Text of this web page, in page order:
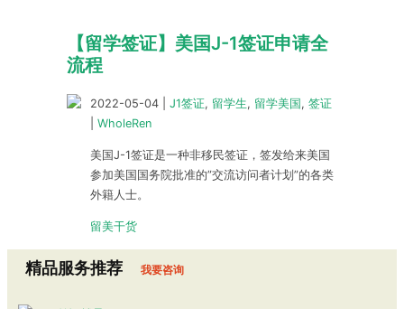
【留学签证】美国J-1签证申请全
流程
2022-05-04 J1签证, 留学生, 留学美国 , 签证
WholeRen
美国J-1签证是一种非移民签证，签发给来美国
参加美国国务院批准的”交流访问者计划”的各类
外籍人士。
留美干货
精品服务推荐 我要咨询